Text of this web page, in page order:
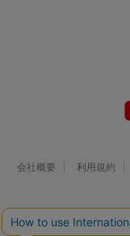
会社概要 利用規約
© 2026 Watch LIFE